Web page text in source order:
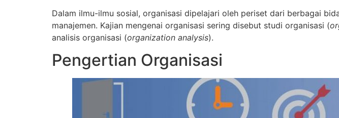
Dalam ilmu-ilmu sosial, organisasi dipelajari oleh periset dari berbagai
manajemen. Kajian mengenai organisasi sering disebut studi organisasi (
analisis organisasi (organization analysis).
Pengertian Organisasi